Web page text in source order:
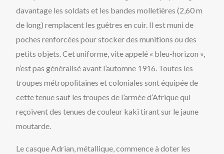
davantage les soldats et les bandes molletières (2,60 m
de long) remplacent les guêtres en cuir. Il est muni de
poches renforcées pour stocker des munitions ou des
petits objets. Cet uniforme, vite appelé « bleu-horizon »,
n’est pas généralisé avant l’automne 1916. Toutes les
troupes métropolitaines et coloniales sont équipée de
cette tenue sauf les troupes de l’armée d’Afrique qui
reçoivent des tenues de couleur kaki tirant sur le jaune
moutarde.
Le casque Adrian, métallique, commence à doter les